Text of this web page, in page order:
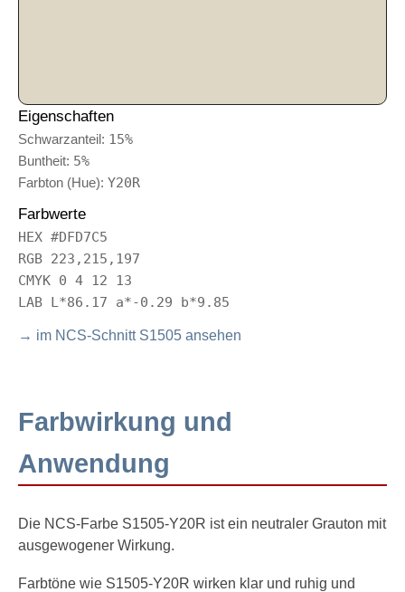
Eigenschaften
Schwarzanteil: 15%
Buntheit: 5%
Farbton (Hue): Y20R
Farbwerte
HEX #DFD7C5
RGB 223,215,197
CMYK 0 4 12 13
LAB L*86.17 a*-0.29 b*9.85
→ im NCS-Schnitt S1505 ansehen
Farbwirkung und
Anwendung
Die NCS-Farbe S1505-Y20R ist ein neutraler Grauton mit
ausgewogener Wirkung.
Farbtöne wie S1505-Y20R wirken klar und ruhig und